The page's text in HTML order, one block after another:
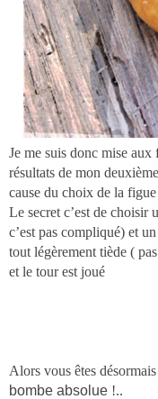
Je me suis donc mise
résultats de mon
cause du choix de la
Le secret c’est de choisir
c’est pas compliqué) et
tout légèrement tiède (
et le tour est joué
Alors vous êtes
bombe absolue !..